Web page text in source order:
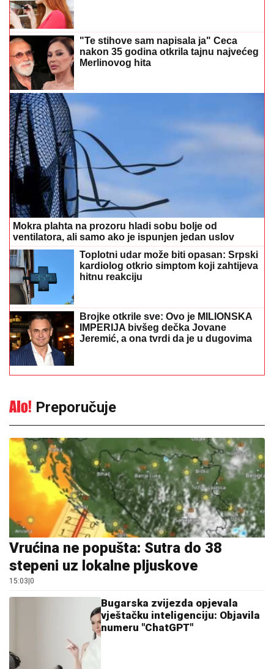
"Te stihove sam napisala ja" Ceca
nakon 35 godina otkrila tajnu najvećeg
Merlinovog hita
Mokra plahta na prozoru hladi sobu bolje od
ventilatora, ali samo ako je ispunjen jedan uslov
Toplotni udar može biti opasan: Srpski
kardiolog otkrio simptom koji zahtijeva
hitnu reakciju
Brojke otkrile sve: Ovo je MILIONSKA
IMPERIJA bivšeg dečka Jovane
Jeremić, a ona tvrdi da je u dugovima
Preporučuje
Vrućina ne popušta: Sutra do 38
stepeni uz lokalne pljuskove
15:03 0
Bugarska zvijezda opjevala
vještačku inteligenciju: Objavila
numeru "ChatGPT"